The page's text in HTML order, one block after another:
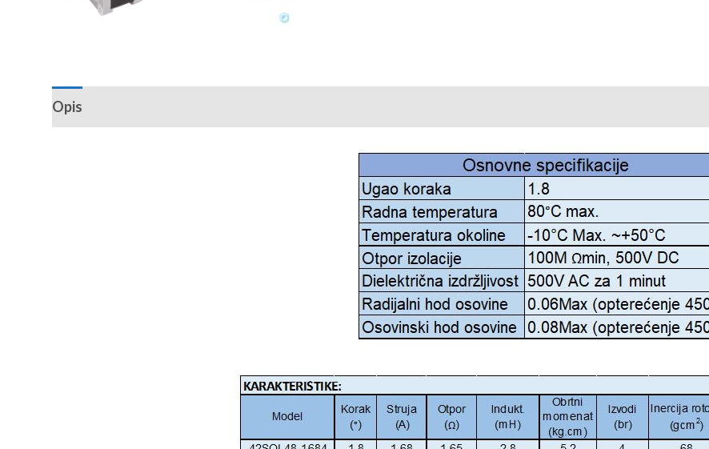
Opis